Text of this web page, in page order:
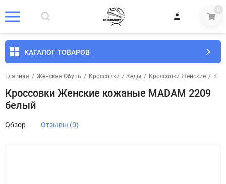
0
КАТАЛОГ ТОВАРОВ
Главная / Женская Обувь / Кроссовки и Кеды / Кроссовки Женские /
Кроссовки Женские кожаные MADAM 2209
белый
Обзор Отзывы (0)